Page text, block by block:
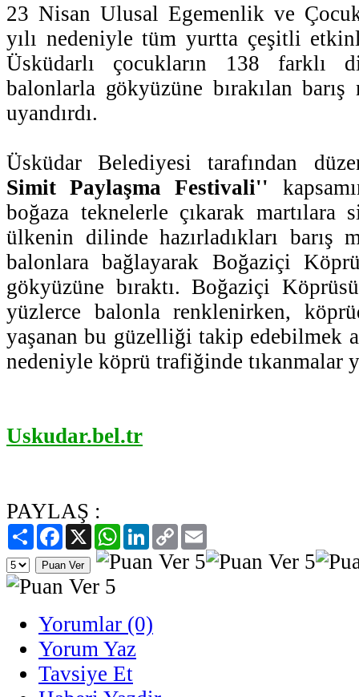
23 Nisan Ulusal Egemenlik ve Çocuk
yılı nedeniyle tüm yurtta çeşitli
Üsküdarlı çocukların 138 farklı
balonlarla gökyüzüne bırakılan
uyandırdı.
Üsküdar Belediyesi tarafından
Simit Paylaşma Festivali''
boğaza teknelerle çıkarak martılara
ülkenin dilinde hazırladıkları barış
balonlara bağlayarak Boğaziçi
gökyüzüne bıraktı. Boğaziçi
yüzlerce balonla renklenirken,
yaşanan bu güzelliği takip edebilmek
nedeniyle köprü trafiğinde tıkanmalar
Uskudar.bel.tr
PAYLAŞ :
PaylaşFacebook
X WhatsAppLinkedIn
Copy
Link
Yorumlar (0)
Yorum Yaz
Tavsiye Et